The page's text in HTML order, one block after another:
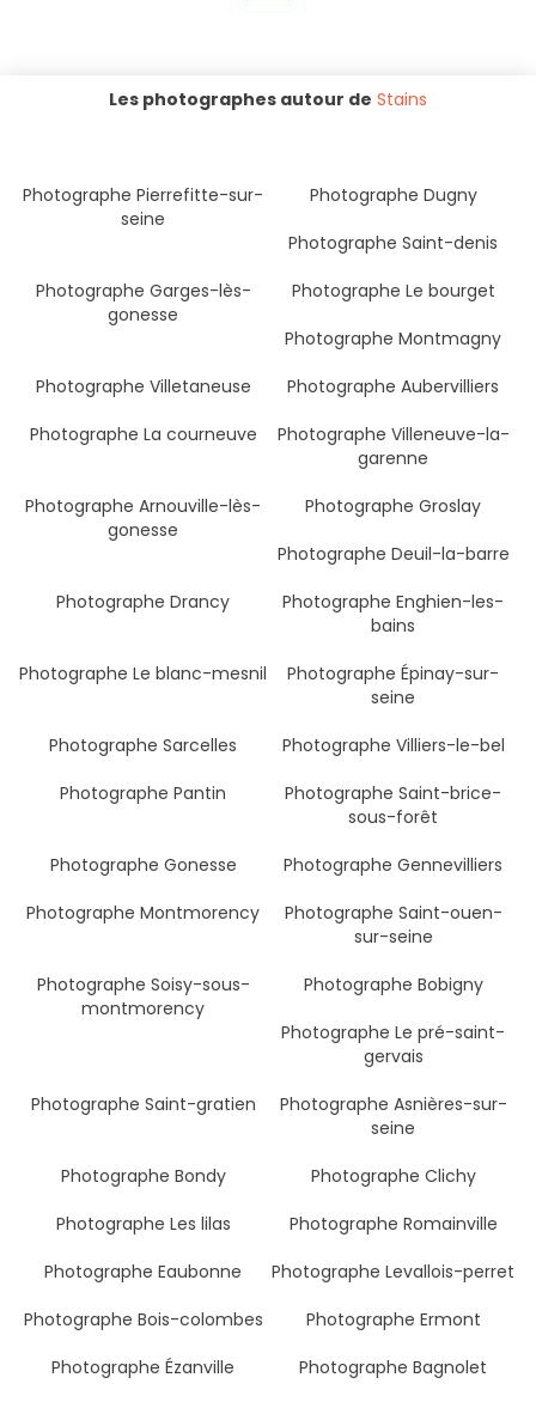
Les photographes autour de Stains
Photographe Pierrefitte-sur-
seine
Photographe Dugny
Photographe Saint-denis
Photographe Garges-lès-
gonesse
Photographe Le bourget
Photographe Montmagny
Photographe Villetaneuse
Photographe Aubervilliers
Photographe La courneuve
Photographe Villeneuve-la-
garenne
Photographe Arnouville-lès-
gonesse
Photographe Groslay
Photographe Deuil-la-barre
Photographe Drancy
Photographe Enghien-les-
bains
Photographe Le blanc-mesnil
Photographe Épinay-sur-
seine
Photographe Sarcelles
Photographe Villiers-le-bel
Photographe Pantin
Photographe Saint-brice-
sous-forêt
Photographe Gonesse
Photographe Gennevilliers
Photographe Montmorency
Photographe Saint-ouen-
sur-seine
Photographe Soisy-sous-
montmorency
Photographe Bobigny
Photographe Le pré-saint-
gervais
Photographe Saint-gratien
Photographe Asnières-sur-
seine
Photographe Bondy
Photographe Clichy
Photographe Les lilas
Photographe Romainville
Photographe Eaubonne
Photographe Levallois-perret
Photographe Bois-colombes
Photographe Ermont
Photographe Ézanville
Photographe Bagnolet